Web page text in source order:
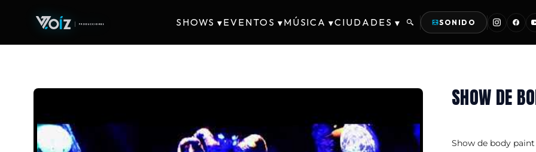
SHOWS ▾EVENTOS ▾MÚSICA ▾CIUDADES ▾ SONIDO
SHOW DE
Show de body